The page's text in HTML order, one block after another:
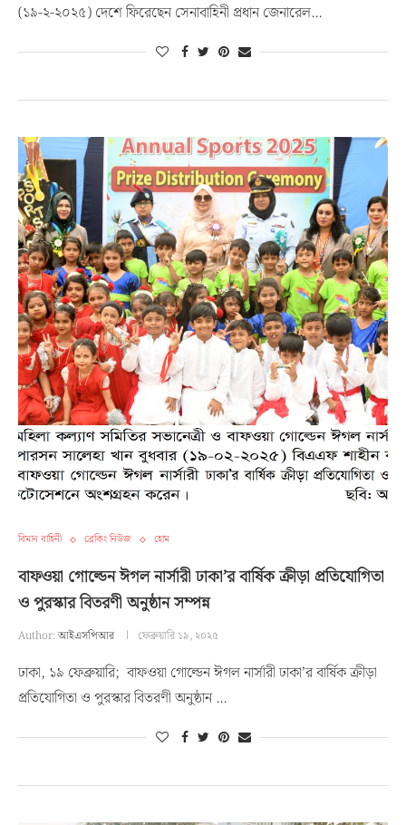
(১৯-২-২০২৫) দেশে ফিরেছেন সেনাবাহিনী প্রধান জেনারেল…
বিমান বাহিনী ব্রেকিং নিউজ হোম
বাফওয়া গোল্ডেন ঈগল নার্সারী ঢাকা’র বার্ষিক ক্রীড়া প্রতিযোগিতা
ও পুরস্কার বিতরণী অনুষ্ঠান সম্পন্ন
Author:আইএসপিআর ফেব্রুয়ারি ১৯, ২০২৫
ঢাকা, ১৯ ফেব্রুয়ারি; বাফওয়া গোল্ডেন ঈগল নার্সারী ঢাকা’র বার্ষিক ক্রীড়া
প্রতিযোগিতা ও পুরস্কার বিতরণী অনুষ্ঠান …